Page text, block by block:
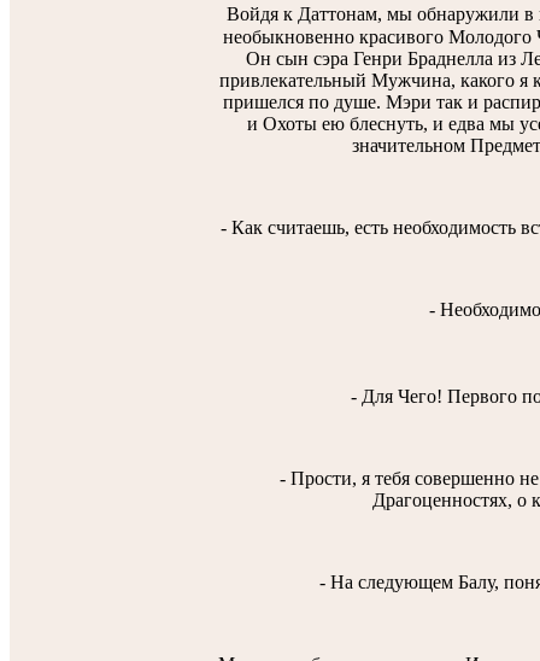
Войдя к Даттонам, мы обнаружили в
необыкновенно красивого Молодого
Он сын сэра Генри Браднелла из
привлекательный Мужчина, какого я
пришелся по душе. Мэри так и
и Охоты ею блеснуть, и едва мы
значительном
- Как считаешь, есть необходимость
-
- Для Чего! Первого
- Прости, я тебя совершенно
Драгоценностях, о
- На следующем Балу,